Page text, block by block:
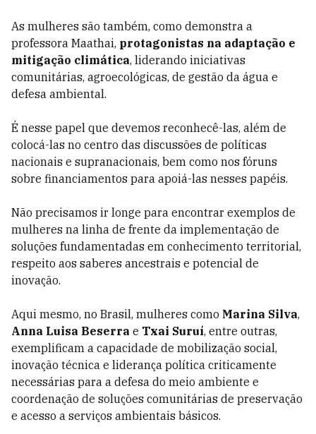
As mulheres são também, como demonstra a
professora Maathai, protagonistas na adaptação e
mitigação climática, liderando iniciativas
comunitárias, agroecológicas, de gestão da água e
defesa ambiental.
É nesse papel que devemos reconhecê-las, além de
colocá-las no centro das discussões de políticas
nacionais e supranacionais, bem como nos fóruns
sobre financiamentos para apoiá-las nesses papéis.
Não precisamos ir longe para encontrar exemplos de
mulheres na linha de frente da implementação de
soluções fundamentadas em conhecimento territorial,
respeito aos saberes ancestrais e potencial de
inovação.
Aqui mesmo, no Brasil, mulheres como Marina Silva,
Anna Luisa Beserra e Txai Suruí, entre outras,
exemplificam a capacidade de mobilização social,
inovação técnica e liderança política criticamente
necessárias para a defesa do meio ambiente e
coordenação de soluções comunitárias de preservação
e acesso a serviços ambientais básicos.